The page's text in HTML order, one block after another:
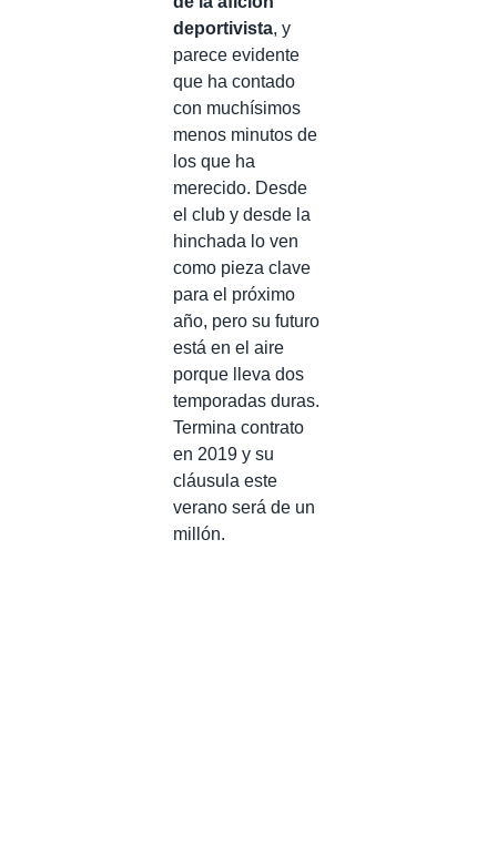
deportivista, y
parece evidente
que ha contado
con muchísimos
menos minutos de
los que ha
merecido. Desde
el club y desde la
hinchada lo ven
como pieza clave
para el próximo
año, pero su futuro
está en el aire
porque lleva dos
temporadas duras.
Termina contrato
en 2019 y su
cláusula este
verano será de un
millón.